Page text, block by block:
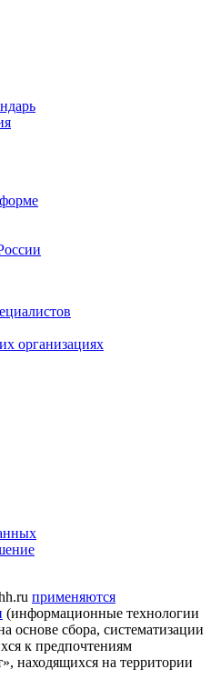
организациях
применяются
(информационные технологии
основе сбора, систематизации
к предпочтениям
находящихся на территории